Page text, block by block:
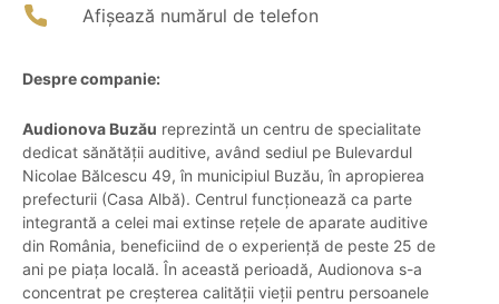
Afișează numărul de telefon
Despre companie:
Audionova Buzău reprezintă un centru de specialitate
dedicat sănătății auditive, având sediul pe Bulevardul
Nicolae Bălcescu 49, în municipiul Buzău, în apropierea
prefecturii (Casa Albă). Centrul funcționează ca parte
integrantă a celei mai extinse rețele de aparate auditive
din România, beneficiind de o experiență de peste 25 de
ani pe piața locală. În această perioadă, Audionova s-a
concentrat pe creșterea calității vieții pentru persoanele